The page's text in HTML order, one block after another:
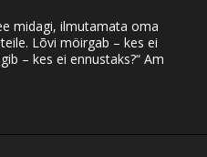
midagi, ilmutamata oma
Lõvi möirgab – kes ei
– kes ei ennustaks?“ Am